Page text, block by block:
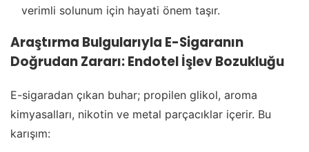
verimli solunum için hayati önem taşır.
Araştırma Bulgularıyla E-Sigaranın
Doğrudan Zararı: Endotel İşlev Bozukluğu
E-sigaradan çıkan buhar; propilen glikol, aroma
kimyasalları, nikotin ve metal parçacıklar içerir. Bu
karışım: